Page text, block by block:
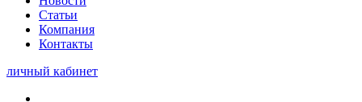
Статьи
Компания
Контакты
личный кабинет